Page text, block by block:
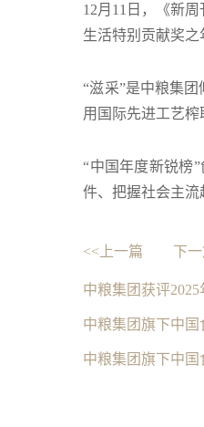
12月11日，《新
生活特别贡献奖之
“滋采”是中粮集
用国际先进工艺榨
“中国年度新锐榜
件、把握社会主流
<<上一篇 下
中粮集团获评
中粮集团旗下中
中粮集团旗下中